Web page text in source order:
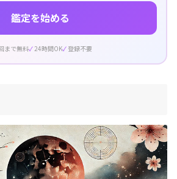
鑑定を始める
まで無料 24時間OK 登録不要